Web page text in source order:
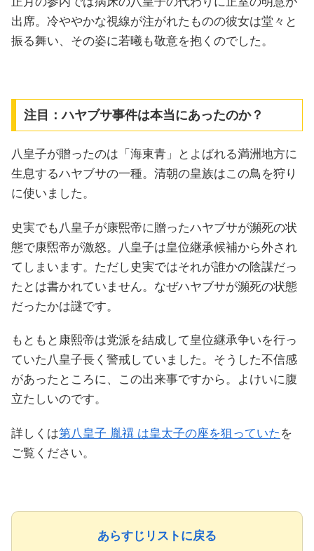
出席。冷ややかな視線が注がれたものの彼女は堂々と
振る舞い、その姿に若曦も敬意を抱くのでした。
注目：ハヤブサ事件は本当にあったのか？
八皇子が贈ったのは「海東青」とよばれる満洲地方に
生息するハヤブサの一種。清朝の皇族はこの鳥を狩り
に使いました。
史実でも八皇子が康煕帝に贈ったハヤブサが瀕死の状
態で康煕帝が激怒。八皇子は皇位継承候補から外され
てしまいます。ただし史実ではそれが誰かの陰謀だっ
たとは書かれていません。なぜハヤブサが瀕死の状態
だったかは謎です。
もともと康熙帝は党派を結成して皇位継承争いを行っ
ていた八皇子長く警戒していました。そうした不信感
があったところに、この出来事ですから。よけいに腹
立たしいのです。
詳しくは第八皇子 胤禩 は皇太子の座を狙っていた を
ご覧ください。
あらすじリストに戻る